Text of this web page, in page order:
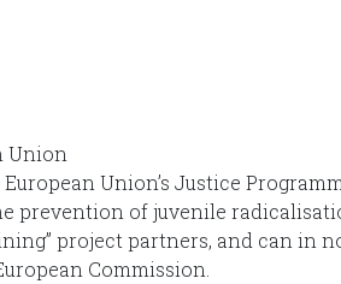
Union’s Justice
prevention of juvenile
project partners, and can in
Commission.